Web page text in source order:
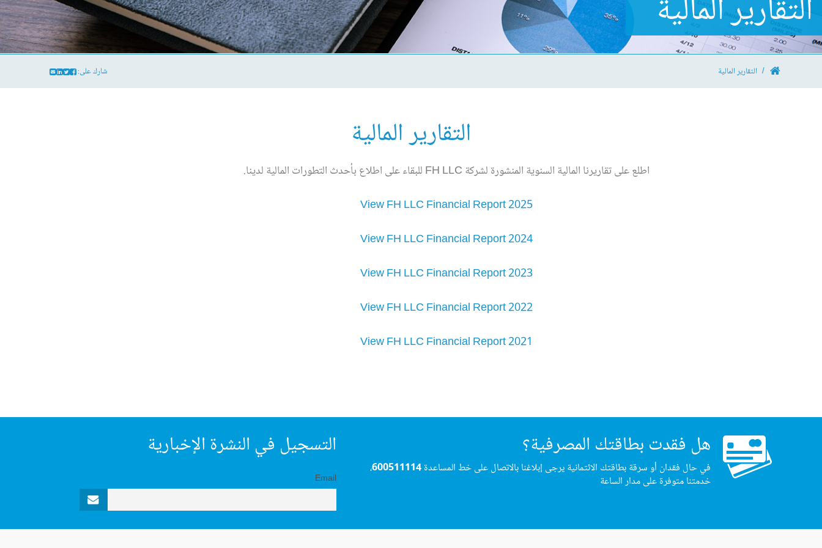
التقارير المالية
التقارير المالية شارك على:
التقارير المالية
اطلع على تقاريرنا المالية السنوية المنشورة لشركة FH LLC للبقاء على اطلاع بأحدث التطورات المالية لدينا.
View FH LLC Financial Report 2025
View FH LLC Financial Report 2024
View FH LLC Financial Report 2023
View FH LLC Financial Report 2022
ViewFH LLC Financial Report 2021
هل فقدت بطاقتك المصرفية؟
في حال فقدان أو سرقة بطاقتك الائتمانية يرجى إبلاغنا بالاتصال على خط المساعدة600511114،
خدمتنا متوفرة على مدار الساعة
التسجيل في النشرة الإخبارية
Email